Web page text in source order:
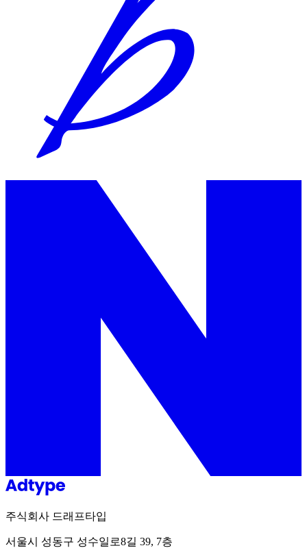
주식회사 드래프타입
서울시 성동구 성수일로8길 39, 7층